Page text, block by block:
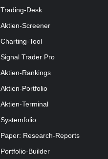
Trading-Desk
Aktien-Screener
Charting-Tool
Signal Trader Pro
Aktien-Rankings
Aktien-Portfolio
Aktien-Terminal
Systemfolio
Paper: Research-Reports
Portfolio-Builder